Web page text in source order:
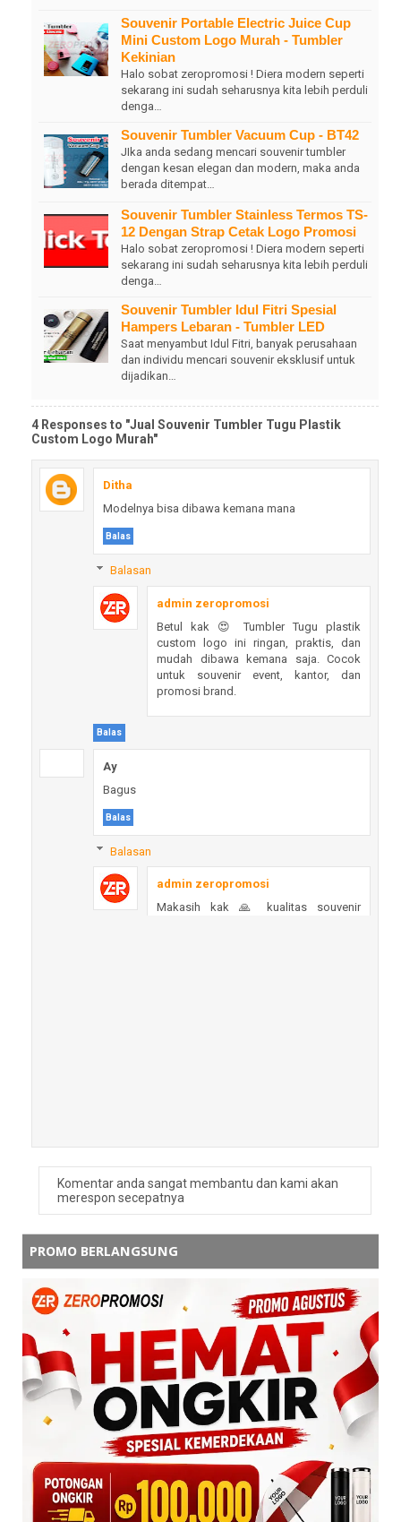
Souvenir Portable Electric Juice Cup
Mini Custom Logo Murah - Tumbler
Kekinian
Halo sobat zeropromosi ! Diera modern seperti
sekarang ini sudah seharusnya kita lebih perduli
denga…
Souvenir Tumbler Vacuum Cup - BT42
JIka anda sedang mencari souvenir tumbler
dengan kesan elegan dan modern, maka anda
berada ditempat…
Souvenir Tumbler Stainless Termos TS-
12 Dengan Strap Cetak Logo Promosi
Halo sobat zeropromosi ! Diera modern seperti
sekarang ini sudah seharusnya kita lebih perduli
denga…
Souvenir Tumbler Idul Fitri Spesial
Hampers Lebaran - Tumbler LED
Saat menyambut Idul Fitri, banyak perusahaan
dan individu mencari souvenir eksklusif untuk
dijadikan…
4 Responses to "Jual Souvenir Tumbler Tugu Plastik
Custom Logo Murah"
Ditha
Modelnya bisa dibawa kemana mana
Balas
Balasan
admin zeropromosi
Betul kak 😍 Tumbler Tugu plastik
custom logo ini ringan, praktis, dan
mudah dibawa kemana saja. Cocok
untuk souvenir event, kantor, dan
promosi brand.
Balas
Ay
Bagus
Balas
Balasan
admin zeropromosi
Makasih kak 🙏 kualitas souvenir
Komentar anda sangat membantu dan kami akan
merespon secepatnya
PROMO BERLANGSUNG